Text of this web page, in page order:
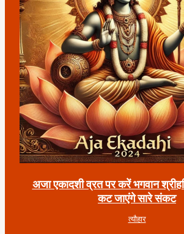
अजा एकादशी व्रत पर करें भगवान
कट जाएंगे सारे संकट
त्यौहार